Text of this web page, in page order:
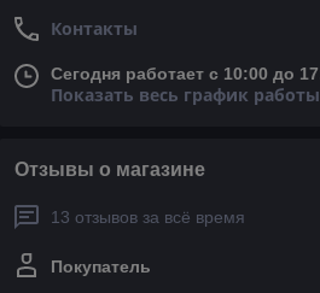
Контакты
Сегодня работает с 10:00 до
Показать весь график работы
Отзывы о магазине
13 отзывов за всё время
Покупатель